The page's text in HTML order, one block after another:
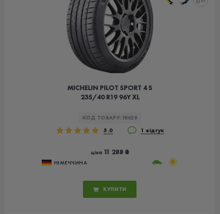
MICHELIN PILOT SPORT 4 S
235/40 R19 96Y XL
КОД ТОВАРУ: 18629
5.0 1 відгук
ціна11 288 ₴
НІМЕЧЧИНА
КУПИТИ